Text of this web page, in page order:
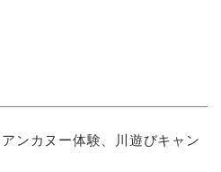
ンカヌー体験、川遊びキャン